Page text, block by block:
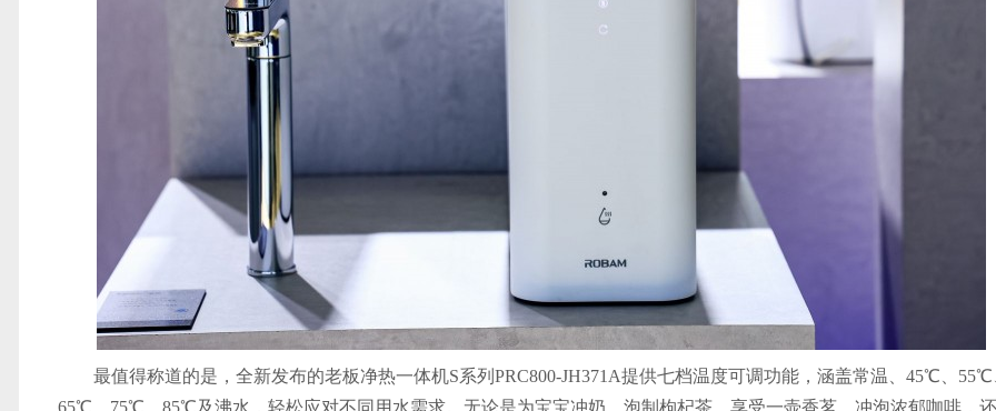
最值得称道的是，全新发布的老板净热一体机S系列PRC800-JH371A提供七档温度可调功能，涵盖常温、45℃、55℃
65℃、75℃、85℃及沸水，轻松应对不同用水需求。无论是为宝宝冲奶、泡制枸杞茶、享受一壶香茗、冲泡浓郁咖啡，